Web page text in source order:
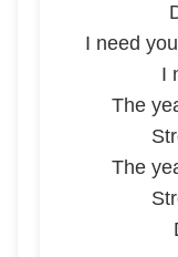
I need
I
The
The